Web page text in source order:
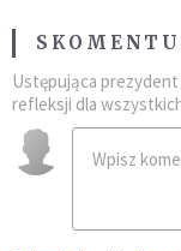
Ustępująca prezydent
refleksji dla